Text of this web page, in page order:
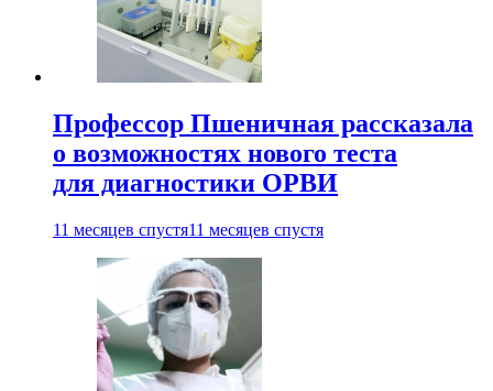
Профессор Пшеничная рассказала
о возможностях нового теста
для диагностики ОРВИ
11 месяцев спустя11 месяцев спустя